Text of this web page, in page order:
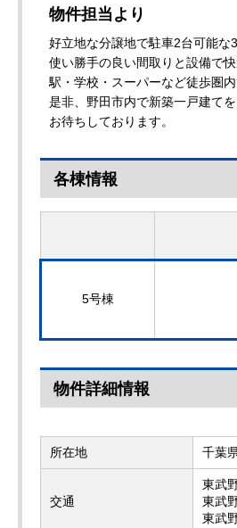
物件担当より
好立地な分譲地で駐車2台可能な
使い勝手の良い間取りと設備で
駅・学校・スーパーなど徒歩圏
是非、野田市内で新築一戸建て
お待ちしております。
各棟情報
5号棟
物件詳細情報
所在地 千葉
交通
東武
東武
東武